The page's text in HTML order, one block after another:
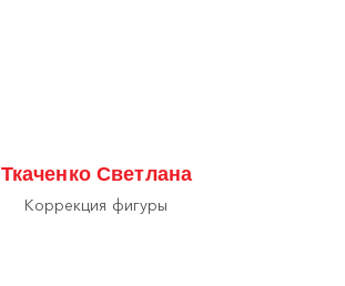
Ткаченко Светлана
Коррекция фигуры